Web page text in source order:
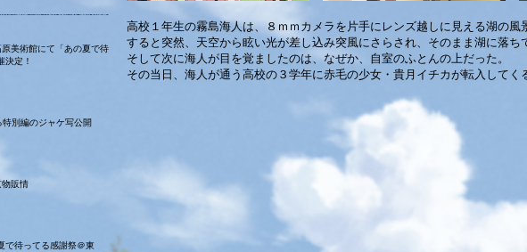
美術館にて「あの夏で待
決定！
別編のジャケ写公開
物販情
待ってる感謝祭＠東
高校１年生の霧島海人は、８ｍｍカメラを片手にレンズ越しに見える湖の風
すると突然、天空から眩い光が差し込み突風にさらされ、そのまま湖に落ち
そして次に海人が目を覚ましたのは、なぜか、自室のふとんの上だった。
その当日、海人が通う高校の３学年に赤毛の少女・貴月イチカが転入して